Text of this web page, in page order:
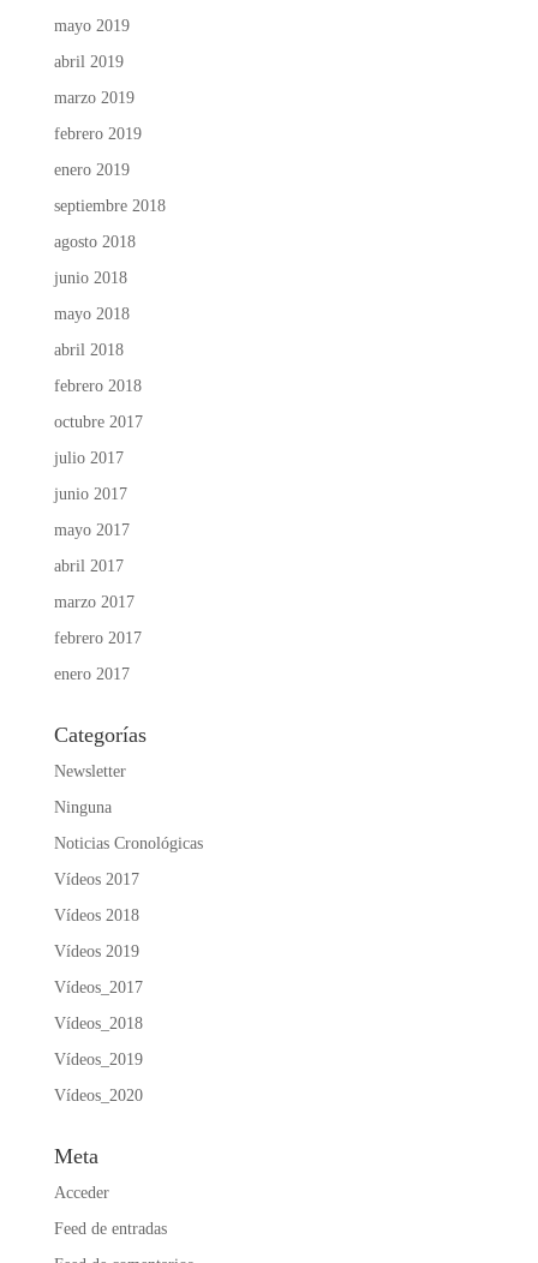
mayo 2019
abril 2019
marzo 2019
febrero 2019
enero 2019
septiembre 2018
agosto 2018
junio 2018
mayo 2018
abril 2018
febrero 2018
octubre 2017
julio 2017
junio 2017
mayo 2017
abril 2017
marzo 2017
febrero 2017
enero 2017
Categorías
Newsletter
Ninguna
Noticias Cronológicas
Vídeos 2017
Vídeos 2018
Vídeos 2019
Vídeos_2017
Vídeos_2018
Vídeos_2019
Vídeos_2020
Meta
Acceder
Feed de entradas